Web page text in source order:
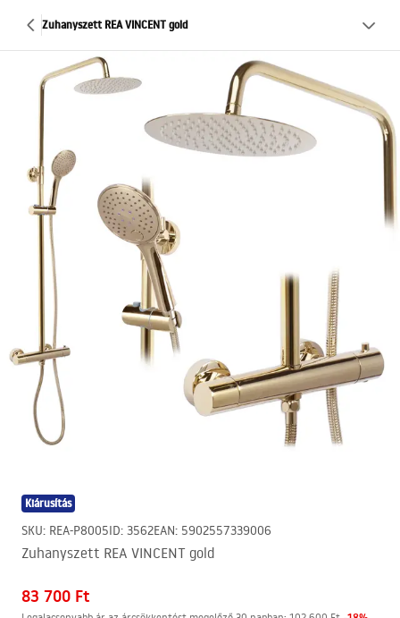
Zuhanyszett REA VINCENT gold
Kiárusítás
SKU: REA-P8005ID: 3562EAN: 5902557339006
Zuhanyszett REA VINCENT gold
83 700 Ft